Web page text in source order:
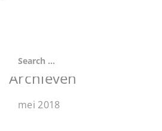
Archieven
mei 2018